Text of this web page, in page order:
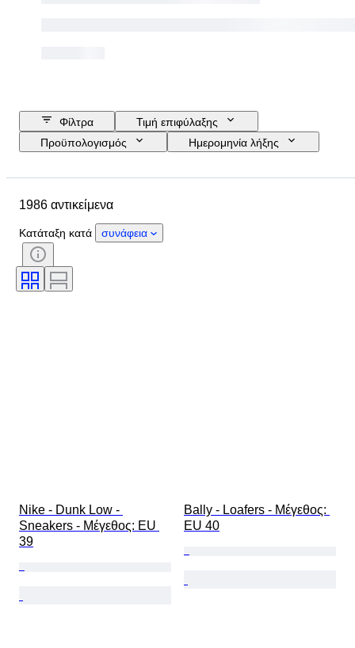
Φίλτρα
Τιμή επιφύλαξης
Προϋπολογισμός
Ημερομηνία λήξης
Country of origin
Κατάσταση
Υπογραφή
Χρώμα
Περιλαμβάνονται αξεσουάρ
Μοντέλο
1986 αντικείμενα
Κατάταξη κατά συνάφεια
Nike - Dunk Low -
Sneakers - Mέγεθος: EU
39
Bally - Loafers - Mέγεθος:
EU 40